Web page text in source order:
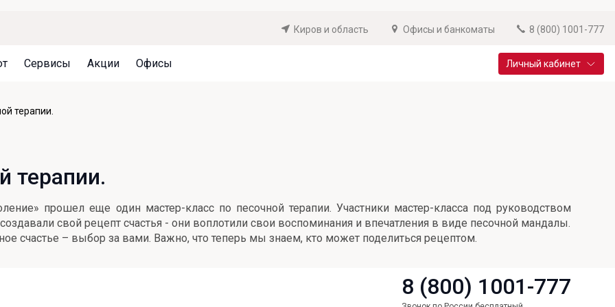
Киров и область Офисы и банкоматы 8 (800) 1001-777
Система страхования вкладов
Архив вкладов
Привилегии для клиентов
Реструктуризация
Оценка недвижимости
Подбор новой недвижимости
Документы
Кешбэк
Сервисы
Акции
Офисы Личный кабинет
терапии.
терапии.
прошел еще один мастер-класс по песочной терапии. Участники мастер-класса под руководством
свой рецепт счастья - они воплотили свои воспоминания и впечатления в виде песочной мандалы.
счастье – выбор за вами. Важно, что теперь мы знаем, кто может поделиться рецептом.
8 (800) 1001-777